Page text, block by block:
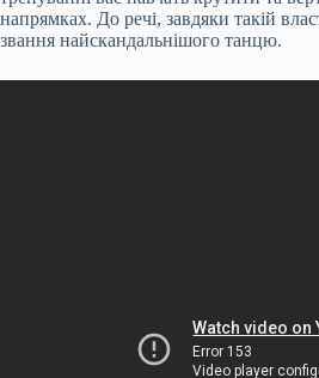
напрямках. До речі, завдяки такій
звання найскандальнішого танцю.